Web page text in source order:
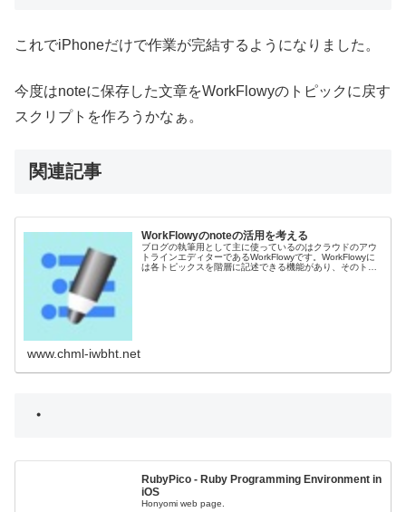
これでiPhoneだけで作業が完結するようになりました。
今度はnoteに保存した文章をWorkFlowyのトピックに戻す
スクリプトを作ろうかなぁ。
関連記事
WorkFlowyのnoteの活用を考える
ブログの執筆用として主に使っているのはクラウドのアウ
トラインエディターであるWorkFlowyです。WorkFlowyに
は各トピックスを階層に記述できる機能があり、そのトピ
www.chml-iwbht.net
・
RubyPico - Ruby Programming Environment in
iOS
Honyomi web page.